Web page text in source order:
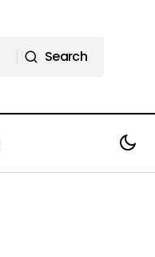
Search